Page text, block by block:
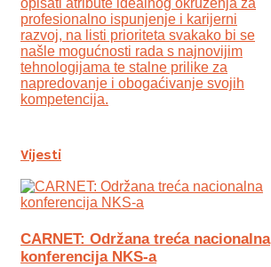
profesionalno ispunjenje i karijerni
razvoj, na listi prioriteta svakako bi se
našle mogućnosti rada s najnovijim
tehnologijama te stalne prilike za
napredovanje i obogaćivanje svojih
kompetencija.
Vijesti
CARNET: Održana treća nacionalna
konferencija NKS-a